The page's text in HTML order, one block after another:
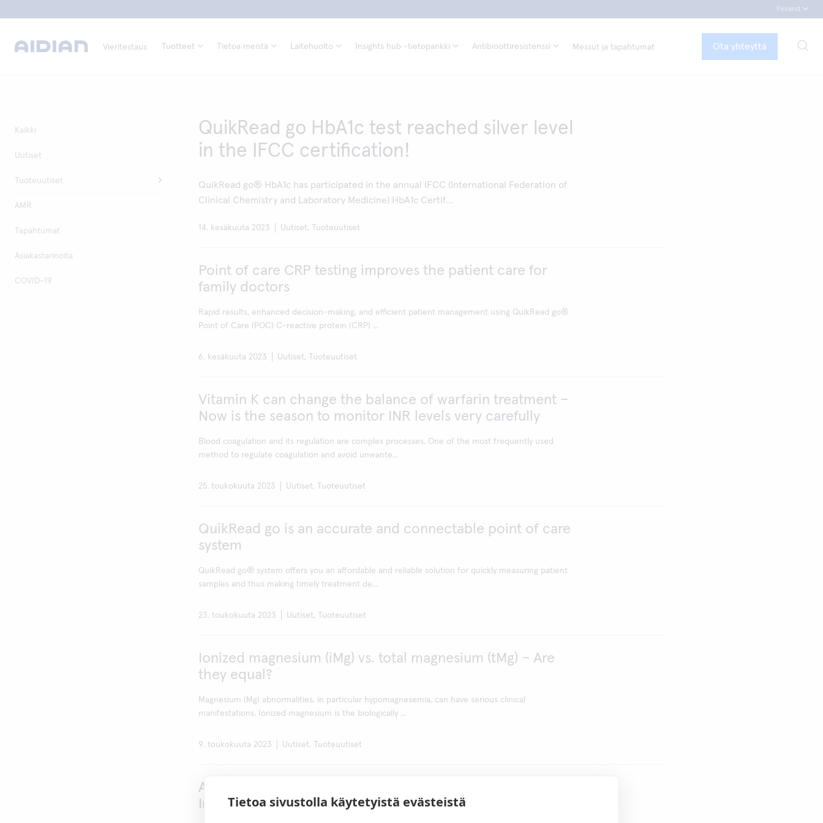
Tietoa sivustolla käytetyistä evästeistä
Finland
Vieritestaus Tuotteet Tietoa meistä Laitehuolto Insights hub -tietopankki Antibioottiresistenssi Messut ja tapahtumat Ota yhteyttä
Kaikki
Uutiset
Tuoteuutiset
AMR
Tapahtumat
Asiakastarinoita
COVID-19
QuikRead go HbA1c test reached silver level
in the IFCC certification!
QuikRead go® HbA1c has participated in the annual IFCC (International Federation of
Clinical Chemistry and Laboratory Medicine) HbA1c Certif...
14. kesäkuuta 2023 Uutiset, Tuoteuutiset
Point of care CRP testing improves the patient care for
family doctors
Rapid results, enhanced decision-making, and efficient patient management using QuikRead go®
Point of Care (POC) C-reactive protein (CRP) ...
6. kesäkuuta 2023 Uutiset, Tuoteuutiset
Vitamin K can change the balance of warfarin treatment –
Now is the season to monitor INR levels very carefully
Blood coagulation and its regulation are complex processes. One of the most frequently used
method to regulate coagulation and avoid unwante...
25. toukokuuta 2023 Uutiset, Tuoteuutiset
QuikRead go is an accurate and connectable point of care
system
QuikRead go® system offers you an affordable and reliable solution for quickly measuring patient
samples and thus making timely treatment de...
23. toukokuuta 2023 Uutiset, Tuoteuutiset
Ionized magnesium (iMg) vs. total magnesium (tMg) – Are
they equal?
Magnesium (Mg) abnormalities, in particular hypomagnesemia, can have serious clinical
manifestations. Ionized magnesium is the biologically ...
9. toukokuuta 2023 Uutiset, Tuoteuutiset
Aidian Connect improves the portability of QuikRead go
Instrument